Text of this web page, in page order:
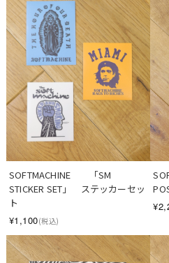
SOFTMACHINE　　「SM
STICKER SET」　ステッカーセッ
ト
¥1,100(税込)